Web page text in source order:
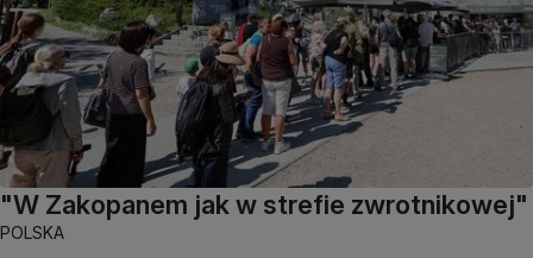
"W Zakopanem jak w strefie zwrotnikowej"
POLSKA